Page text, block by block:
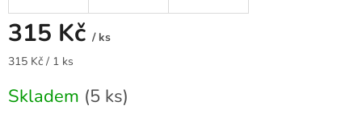
315 Kč / ks
Měrná
315 Kč / 1 ks
Skladem (5 ks)